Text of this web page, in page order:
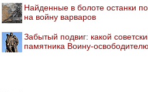
Найденные в болоте останки
на войну варваров
Забытый подвиг: какой
памятника Воину-